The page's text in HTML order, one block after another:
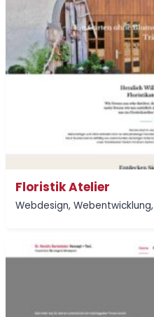
Floristik Atelier
Webdesign, Webentwicklung,